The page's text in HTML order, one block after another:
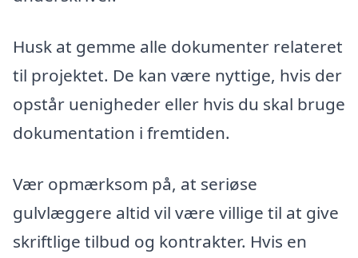
Husk at gemme alle dokumenter relateret
til projektet. De kan være nyttige, hvis der
opstår uenigheder eller hvis du skal bruge
dokumentation i fremtiden.
Vær opmærksom på, at seriøse
gulvlæggere altid vil være villige til at give
skriftlige tilbud og kontrakter. Hvis en